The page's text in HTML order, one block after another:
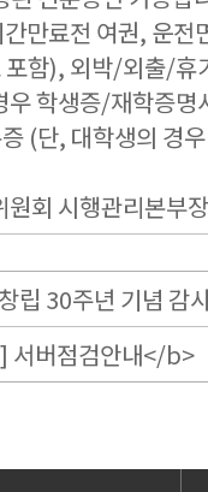
만료전 여권, 운전
포함), 외박/외출/휴
우 학생증/재학증명
(단, 대학생의 경
회 시행관리본부장
립 30주년 기념 감
서버점검안내</b>